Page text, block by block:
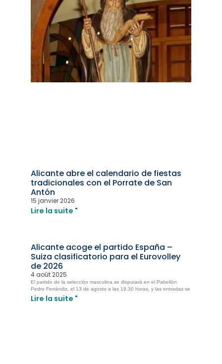
Alicante abre el calendario de fiestas
tradicionales con el Porrate de San
Antón
15 janvier 2026
Lire la suite "
Alicante acoge el partido España –
Suiza clasificatorio para el Eurovolley
de 2026
4 août 2025
El partido de la selección masculina se disputará en el Pabellón
Pedro Ferrándiz, el 13 de agosto a las 19.30 horas, y las entradas se
Lire la suite "